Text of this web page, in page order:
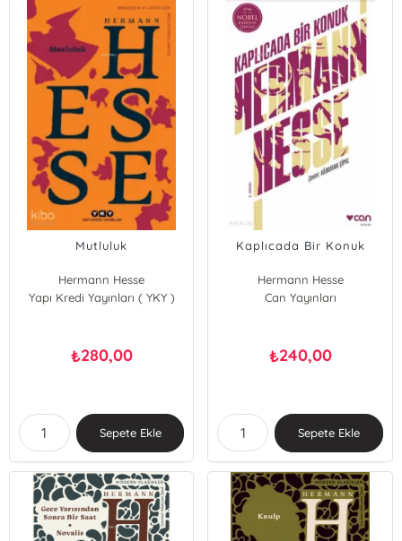
Mutluluk
Hermann Hesse
Yapı Kredi Yayınları ( YKY )
₺280,00
Sepete Ekle
Kaplıcada Bir Konuk
Hermann Hesse
Can Yayınları
₺240,00
Sepete Ekle